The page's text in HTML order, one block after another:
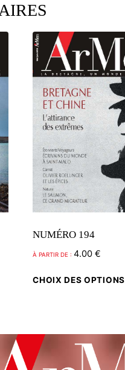
NUMÉRO 194
À PARTIR DE :4.00€
CHOIX DES OPTIONS